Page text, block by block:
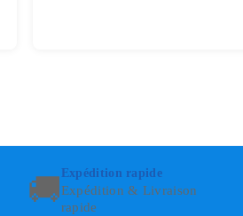
🚚Expédition rapide
Expédition & Livraison
rapide